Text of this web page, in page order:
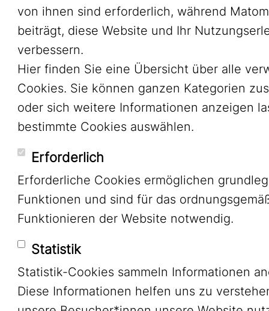
von ihnen sind erforderlich, während
beiträgt, diese Website und Ihr
verbessern.
Hier finden Sie eine Übersicht über alle
Cookies. Sie können ganzen Kategorien
oder sich weitere Informationen anzeigen
bestimmte Cookies auswählen.
Erforderlich
Erforderliche Cookies ermöglichen
Funktionen und sind für das
Funktionieren der Website notwendig.
Statistik
Statistik-Cookies sammeln Informationen
Diese Informationen helfen uns zu